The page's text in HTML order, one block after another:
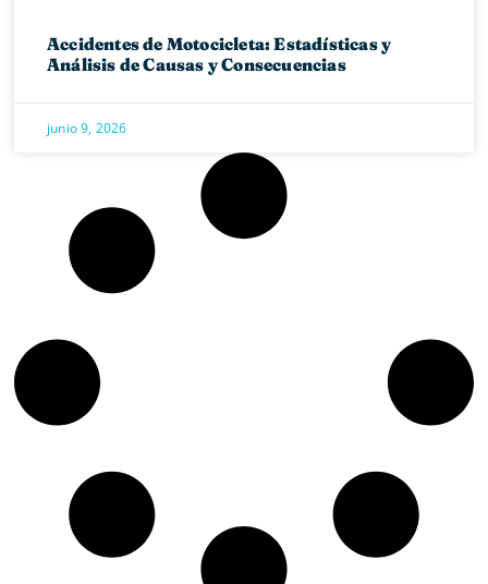
Accidentes de Motocicleta: Estadísticas y
Análisis de Causas y Consecuencias
junio 9, 2026